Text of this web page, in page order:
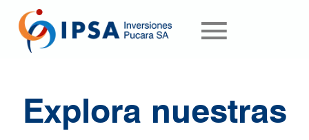
Pasar al contenido principal
Explora nuestras